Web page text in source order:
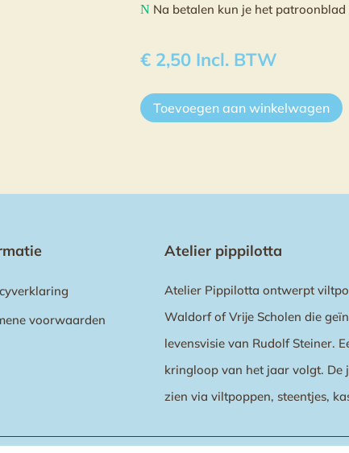
N Na betalen kun je het
€ 2,50 Incl. BTW
Toevoegen aan winkelwagen
voorwaarden
Atelier pippilotta
Atelier Pippilotta ontwerpt
Waldorf of Vrije Scholen die
levensvisie van Rudolf Steiner.
kringloop van het jaar volgt. De
zien via viltpoppen, steentjes,